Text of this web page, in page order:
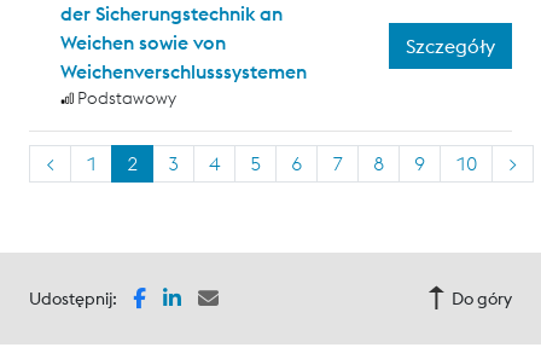
der Sicherungstechnik an
Weichen sowie von
Weichenverschlusssystemen
Podstawowy
Szczegóły
< 1 2 3 4 5 6 7 8 9 10 >
Udostępnij: Do góry